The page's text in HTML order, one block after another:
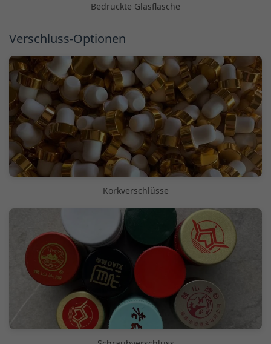
Bedruckte Glasflasche
Verschluss-Optionen
Korkverschlüsse